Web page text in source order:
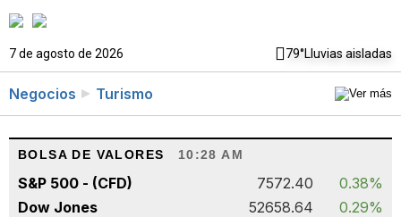
7 de agosto de 2026 79°Lluvias aisladas
Negocios Turismo
BOLSA DE VALORES 10:28 AM
S&P 500 - (CFD) 7572.40
0.38%
Dow Jones
52658.64
0.29%